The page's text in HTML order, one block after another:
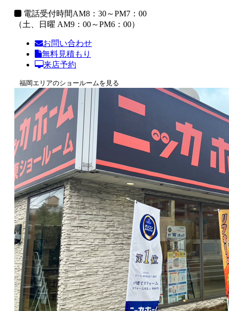
電話受付時間AM8：30～PM7：00
（土、日曜 AM9：00～PM6：00）
お問い合わせ
無料見積もり
来店予約
福岡エリアのショールームを見る